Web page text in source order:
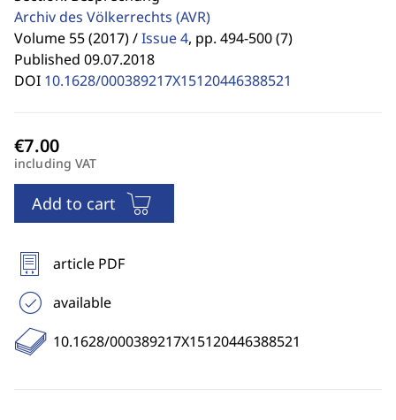
Archiv des Völkerrechts (AVR)
Volume 55 (2017) /Issue 4, pp. 494-500 (7)
Published 09.07.2018
DOI 10.1628/000389217X15120446388521
including VAT
Add to cart
article PDF
available
10.1628/000389217X15120446388521